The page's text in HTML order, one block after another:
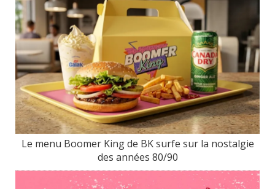
Le menu Boomer King de BK surfe sur la nostalgie
des années 80/90